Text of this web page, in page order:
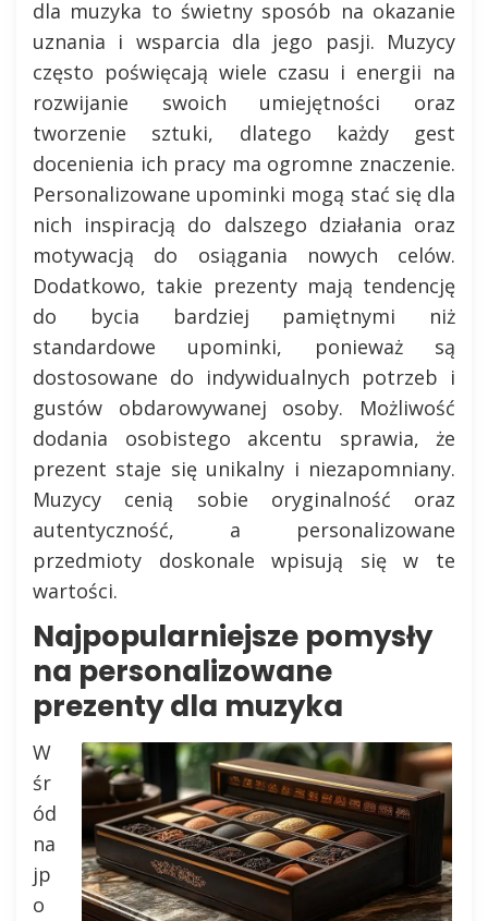
dla muzyka to świetny sposób na okazanie
uznania i wsparcia dla jego pasji. Muzycy
często poświęcają wiele czasu i energii na
rozwijanie swoich umiejętności oraz
tworzenie sztuki, dlatego każdy gest
docenienia ich pracy ma ogromne znaczenie.
Personalizowane upominki mogą stać się dla
nich inspiracją do dalszego działania oraz
motywacją do osiągania nowych celów.
Dodatkowo, takie prezenty mają tendencję
do bycia bardziej pamiętnymi niż
standardowe upominki, ponieważ są
dostosowane do indywidualnych potrzeb i
gustów obdarowywanej osoby. Możliwość
dodania osobistego akcentu sprawia, że
prezent staje się unikalny i niezapomniany.
Muzycy cenią sobie oryginalność oraz
autentyczność, a personalizowane
przedmioty doskonale wpisują się w te
wartości.
Najpopularniejsze pomysły
na personalizowane
prezenty dla muzyka
W
śr
ód
na
jp
o